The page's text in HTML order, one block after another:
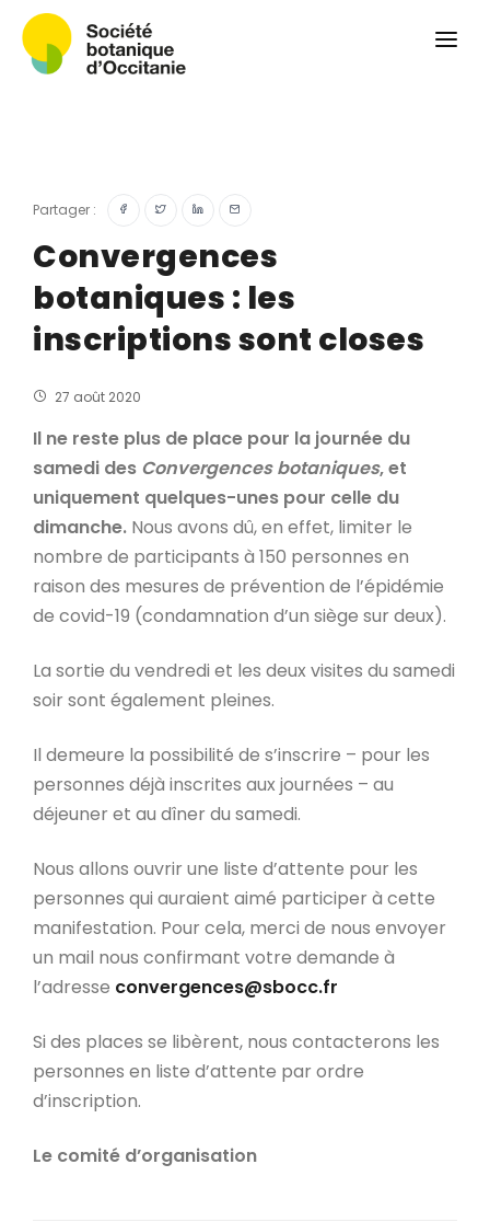
Herbier PCPR
Ressources
Actualités et calendrier
Contact
Partager :
Convergences
botaniques : les
inscriptions sont closes
27 août 2020
Il ne reste plus de place pour la journée du
samedi des Convergences botaniques, et
uniquement quelques-unes pour celle du
dimanche. Nous avons dû, en effet, limiter le
nombre de participants à 150 personnes en
raison des mesures de prévention de l’épidémie
de covid-19 (condamnation d’un siège sur deux).
La sortie du vendredi et les deux visites du samedi
soir sont également pleines.
Il demeure la possibilité de s’inscrire – pour les
personnes déjà inscrites aux journées – au
déjeuner et au dîner du samedi.
Nous allons ouvrir une liste d’attente pour les
personnes qui auraient aimé participer à cette
manifestation. Pour cela, merci de nous envoyer
un mail nous confirmant votre demande à
l’adresse convergences@sbocc.fr
Si des places se libèrent, nous contacterons les
personnes en liste d’attente par ordre
d’inscription.
Le comité d’organisation